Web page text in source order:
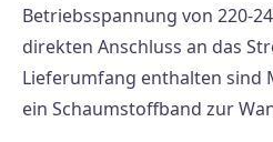
Betriebsspannung von 220-
direkten Anschluss an das
Lieferumfang enthalten sind
ein Schaumstoffband zur